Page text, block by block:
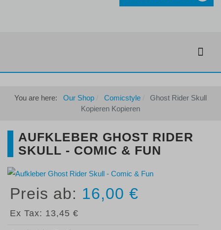
You are here: Our Shop Comicstyle
Ghost Rider Skull
Kopieren Kopieren
AUFKLEBER GHOST RIDER
SKULL - COMIC & FUN
16,00 €
Ex Tax: 13,45 €